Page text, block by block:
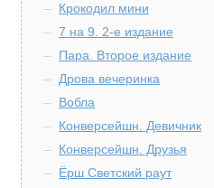
Крокодил мини
7 на 9. 2-е издание
Пара. Второе издание
Дрова вечеринка
Вобла
Конверсейшн. Девичник
Конверсейшн. Друзья
Ёрш Светский раут